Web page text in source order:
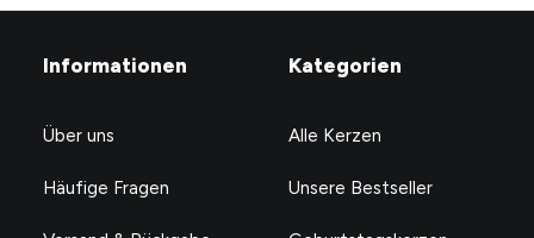
Informationen
Über uns
Häufige Fragen
Kategorien
Alle Kerzen
Unsere Bestseller